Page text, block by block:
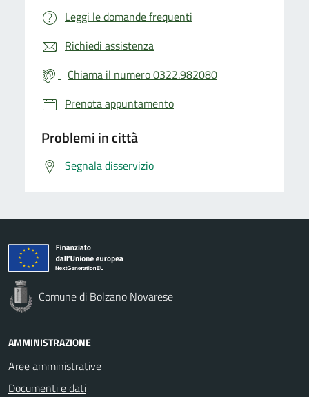
Leggi le domande frequenti
Richiedi assistenza
Chiama il numero 0322.982080
Prenota appuntamento
Problemi in città
Segnala disservizio
Comune di Bolzano Novarese
AMMINISTRAZIONE
Aree amministrative
Documenti e dati